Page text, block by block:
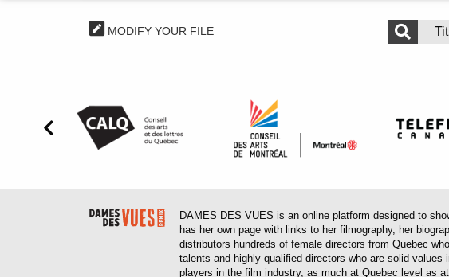
MODIFY YOUR FILE
DAMES DES VUES is an online platform designed to
has her own page with links to her filmography, her
distributors hundreds of female directors from Quebec
talents and highly qualified directors who are solid
players in the film industry, as much at Quebec level as